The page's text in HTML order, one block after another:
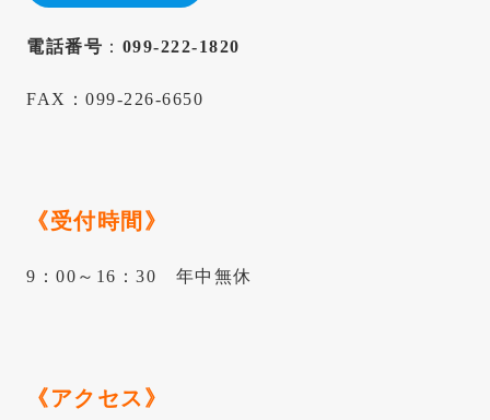
電話番号 ： 099-222-1820
FAX：099-226-6650
《受付時間》
9：00～16：30 年中無休
《アクセス》